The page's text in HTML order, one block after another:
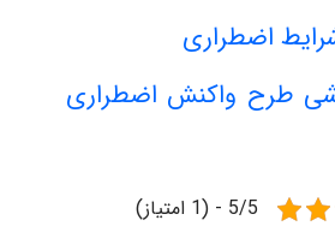
اضطراری
طرح واکنش اضطراری
5/5 - (1 امتیاز)